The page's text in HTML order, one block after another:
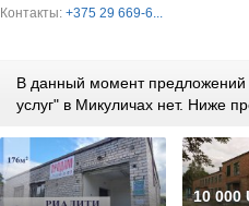
Контакты: +375 29 669-6...
В данный момент
услуг" в Микуличах нет. Ниже
10 000